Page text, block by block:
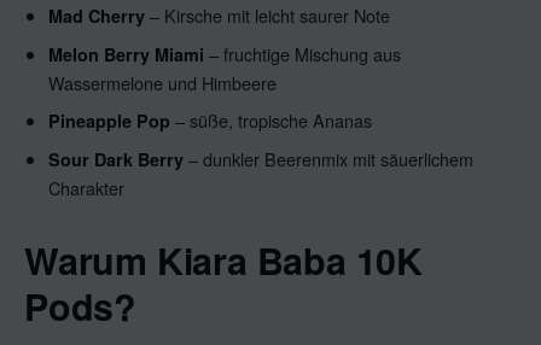
Mad Cherry – Kirsche mit leicht saurer Note
Melon Berry Miami – fruchtige Mischung aus
Wassermelone und Himbeere
Pineapple Pop – süße, tropische Ananas
Sour Dark Berry – dunkler Beerenmix mit säuerlichem
Charakter
Warum Kiara Baba 10K
Pods?